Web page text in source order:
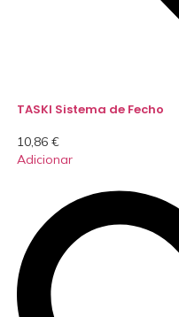
TASKI Sistema de Fecho
10,86 €
Adicionar